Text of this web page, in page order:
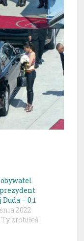
– 0:1
2022
zrobiłeś